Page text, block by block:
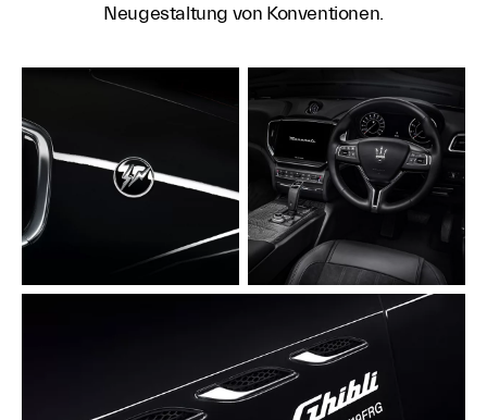
Neugestaltung von Konventionen.